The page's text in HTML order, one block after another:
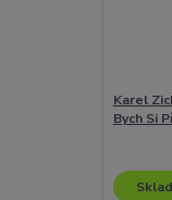
Karel
Bych Si